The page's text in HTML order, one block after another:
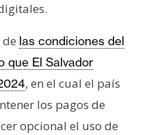
las condiciones del
que El Salvador
, en el cual el país
los pagos de
opcional el uso de